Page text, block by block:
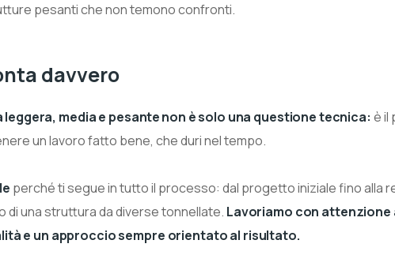
pesanti che non temono confronti.
davvero
media e pesante non è solo una questione tecnica: è il
un lavoro fatto bene, che duri nel tempo.
perché ti segue in tutto il processo: dal progetto iniziale fino alla
di una struttura da diverse tonnellate. Lavoriamo con attenzione
e un approccio sempre orientato al risultato.